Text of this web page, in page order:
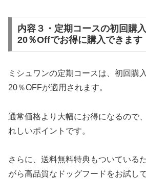
内容３・定期コースの初回購
20％Offでお得に購入できます
ミシュワンの定期コースは、初回購
20％OFFが適用されます。
通常価格より大幅にお得になるので
れしいポイントです。
さらに、送料無料特典もついている
がら高品質なドッグフードをお試し